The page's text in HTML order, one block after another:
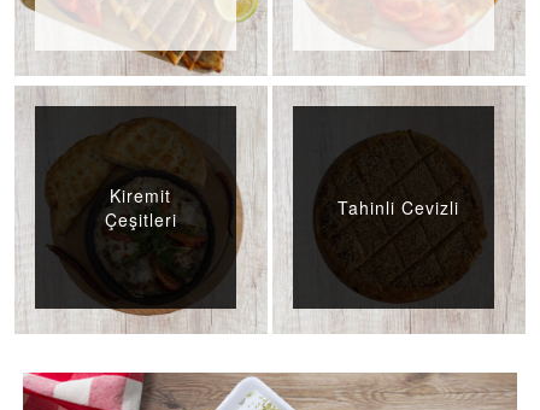
Kiremit
Çeşitleri
Tahinli Cevizli